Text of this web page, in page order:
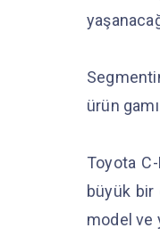
ürün
Toyota
büyük bir
model ve